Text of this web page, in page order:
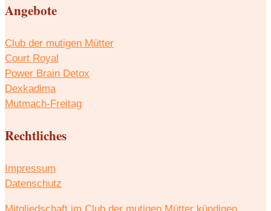
Angebote
Club der mutigen Mütter
Court Royal
Power Brain Detox
Dexkadima
Mutmach-Freitag
Rechtliches
Impressum
Datenschutz